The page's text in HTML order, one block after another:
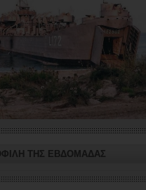
ΤΗΣ ΕΒΔΟΜΑΔΑΣ